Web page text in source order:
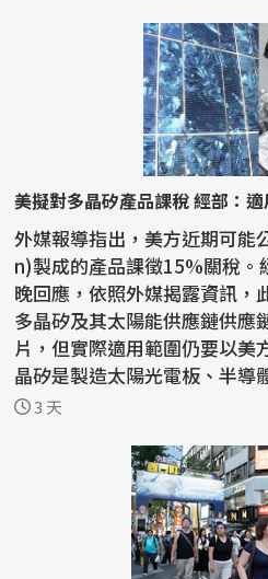
美擬對多晶矽產品課稅 經部：
外媒報導指出，美方近期可
n)製成的產品課徵15%關稅
晚回應，依照外媒揭露資訊，
多晶矽及其太陽能供應鏈供應
片，但實際適用範圍仍要以美方
晶矽是製造太陽光電板、半導
美方...
3 天